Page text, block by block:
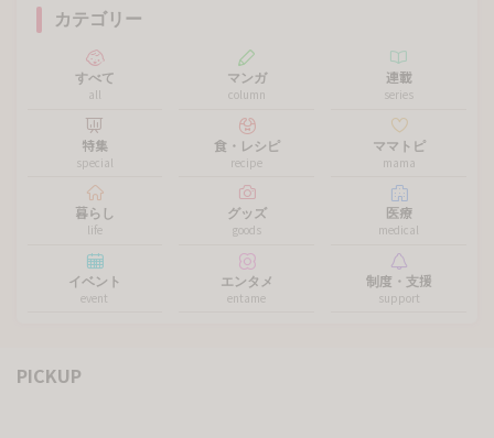
カテゴリー
すべて
all
マンガ
column
連載
series
特集
special
食・レシピ
recipe
ママトピ
mama
暮らし
life
グッズ
goods
医療
medical
イベント
event
エンタメ
entame
制度・支援
support
PICKUP